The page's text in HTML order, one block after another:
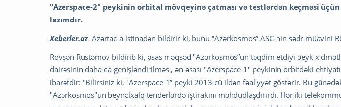
"Azerspace-2" peykinin orbital mövqeyinə çatması və testlərdən keçməsi
lazımdır.
Xeberler.az Azərtac-a istinadən bildirir ki, bunu "Azərkosmos” ASC-nin sədr müavini
Rövşən Rüstəmov bildirib ki, əsas məqsəd "Azərkosmos”un təqdim etdiyi peyk
dairəsinin daha da genişləndirilməsi, ən əsası "Azerspace-1" peykinin orbitdəki
ibarətdir: "Bilirsiniz ki, "Azerspace-1” peyki 2013-cü ildən fəaliyyət göstərir. Bu
"Azərkosmos"un beynəlxalq tenderlərdə iştirakını məhdudlaşdırırdı. Hər iki